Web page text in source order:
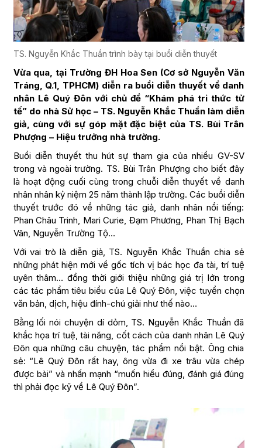
TS. Nguyễn Khắc Thuần trình bày tại buổi diễn thuyết
Vừa qua, tại Trường ĐH Hoa Sen (Cơ sở Nguyễn Văn
Tráng, Q.1, TPHCM) diễn ra buổi diễn thuyết về danh
nhân Lê Quý Đôn với chủ đề “Khám phá tri thức tử
tế” do nhà Sử học – TS. Nguyễn Khắc Thuần làm diễn
giả, cùng với sự góp mặt đặc biệt của TS. Bùi Trân
Phượng – Hiệu trưởng nhà trường.
Buổi diễn thuyết thu hút sự tham gia của nhiều GV-SV
trong và ngoài trường. TS. Bùi Trân Phượng cho biết đây
là hoạt động cuối cùng trong chuỗi diễn thuyết về danh
nhân nhân kỷ niệm 25 năm thành lập trường. Các buổi diễn
thuyết trước đó về những tác giả, danh nhân nổi tiếng:
Phan Châu Trinh, Mari Curie, Đạm Phương, Phan Thị Bạch
Vân, Nguyễn Trường Tộ…
Với vai trò là diễn giả, TS. Nguyễn Khắc Thuần chia sẻ
những phát hiện mới về gốc tích vị bác học đa tài, trí tuệ
uyên thâm… đồng thời giới thiệu những giá trị lớn trong
các tác phẩm tiêu biểu của Lê Quý Đôn, việc tuyển chọn
văn bản, dịch, hiệu đính-chú giải như thế nào…
Bằng lối nói chuyện dí dỏm, TS. Nguyễn Khắc Thuần đã
khắc họa trí tuệ, tài năng, cốt cách của danh nhân Lê Quý
Đôn qua những câu chuyện, tác phẩm nổi bật. Ông chia
sẻ: “Lê Quý Đôn rất hay, ông vừa đi xe trâu vừa chép
được bài” và nhấn mạnh “muốn hiểu đúng, đánh giá đúng
thì phải đọc kỹ về Lê Quý Đôn”.